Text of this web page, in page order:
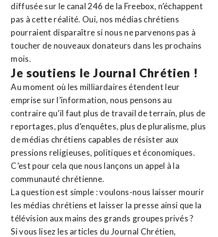
diffusée sur le canal 246 de la Freebox, n’échappent
pas à cette réalité. Oui, nos médias chrétiens
pourraient disparaître si nous ne parvenons pas à
toucher de nouveaux donateurs dans les prochains
mois.
Je soutiens le Journal Chrétien !
Au moment où les milliardaires étendent leur
emprise sur l’information, nous pensons au
contraire qu’il faut plus de travail de terrain, plus de
reportages, plus d’enquêtes, plus de pluralisme, plus
de médias chrétiens capables de résister aux
pressions religieuses, politiques et économiques.
C’est pour cela que nous lançons un appel à la
communauté chrétienne.
La question est simple : voulons-nous laisser mourir
les médias chrétiens et laisser la presse ainsi que la
télévision aux mains des grands groupes privés ?
Si vous lisez les articles du Journal Chrétien,